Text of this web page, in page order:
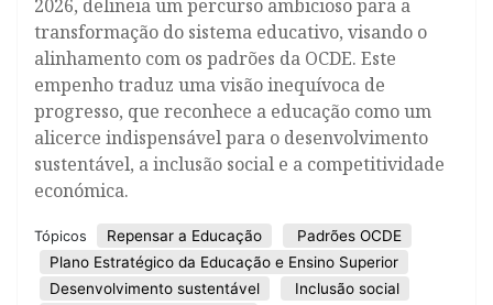
2026, delineia um percurso ambicioso para a
transformação do sistema educativo, visando o
alinhamento com os padrões da OCDE. Este
empenho traduz uma visão inequívoca de
progresso, que reconhece a educação como um
alicerce indispensável para o desenvolvimento
sustentável, a inclusão social e a competitividade
económica.
Tópicos Repensar a Educação
Padrões OCDE
Plano Estratégico da Educação e Ensino Superior
Desenvolvimento sustentável
Inclusão social